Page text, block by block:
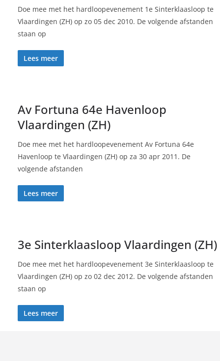
Doe mee met het hardloopevenement 1e Sinterklaasloop te
Vlaardingen (ZH) op zo 05 dec 2010. De volgende afstanden
staan op
Lees meer
Av Fortuna 64e Havenloop
Vlaardingen (ZH)
Doe mee met het hardloopevenement Av Fortuna 64e
Havenloop te Vlaardingen (ZH) op za 30 apr 2011. De
volgende afstanden
Lees meer
3e Sinterklaasloop Vlaardingen (ZH)
Doe mee met het hardloopevenement 3e Sinterklaasloop te
Vlaardingen (ZH) op zo 02 dec 2012. De volgende afstanden
staan op
Lees meer